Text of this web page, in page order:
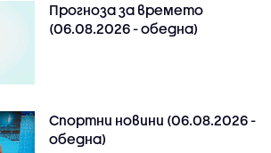
Прогноза за времето
(06.08.2026 - обедна)
Спортни новини (06.08.2026 -
обедна)